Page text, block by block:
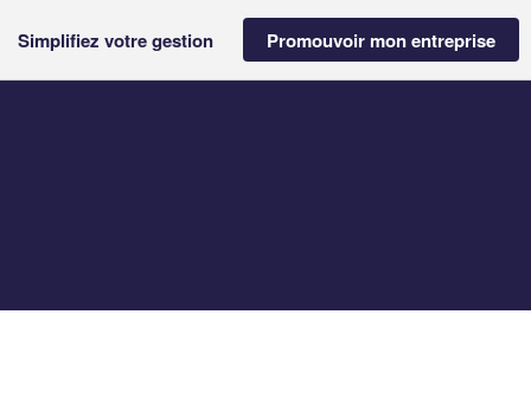
Simplifiez votre gestion Promouvoir mon entreprise